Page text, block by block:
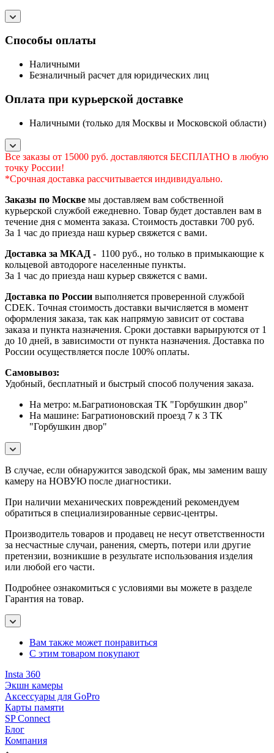
Способы оплаты
Наличными
Безналичный расчет для юридических лиц
Оплата при курьерской доставке
Наличными (только для Москвы и Московской области)
Все заказы от 15000 руб. доставляются БЕСПЛАТНО в любую
точку России!
*Срочная доставка рассчитывается индивидуально.
Заказы по Москве мы доставляем вам собственной
курьерской службой ежедневно. Товар будет доставлен вам в
течение дня с момента заказа. Стоимость доставки 700 руб.
За 1 час до приезда наш курьер свяжется с вами.
Доставка за МКАД - 1100 руб., но только в примыкающие к
кольцевой автодороге населенные пункты.
За 1 час до приезда наш курьер свяжется с вами.
Доставка по России выполняется проверенной службой
CDEK. Точная стоимость доставки вычисляется в момент
оформления заказа, так как напрямую зависит от состава
заказа и пункта назначения. Сроки доставки варьируются от 1
до 10 дней, в зависимости от пункта назначения. Доставка по
России осуществляется после 100% оплаты.
Самовывоз:
Удобный, бесплатный и быстрый способ получения заказа.
На метро: м.Багратионовская ТК "Горбушкин двор"
На машине: Багратионовский проезд 7 к 3 ТК
"Горбушкин двор"
В случае, если обнаружится заводской брак, мы заменим вашу
камеру на НОВУЮ после диагностики.
При наличии механических повреждений рекомендуем
обратиться в специализированные сервис-центры.
Производитель товаров и продавец не несут ответственности
за несчастные случаи, ранения, смерть, потери или другие
претензии, возникшие в результате использования изделия
или любой его части.
Подробнее ознакомиться с условиями вы можете в разделе
Гарантия на товар.
Вам также может понравиться
С этим товаром покупают
Insta 360
Экшн камеры
Аксессуары для GoPro
Карты памяти
SP Connect
Блог
Компания